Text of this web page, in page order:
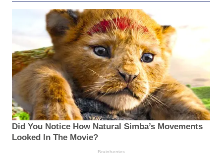
Did You Notice How Natural Simba’s Movements
Looked In The Movie?
Brainberries